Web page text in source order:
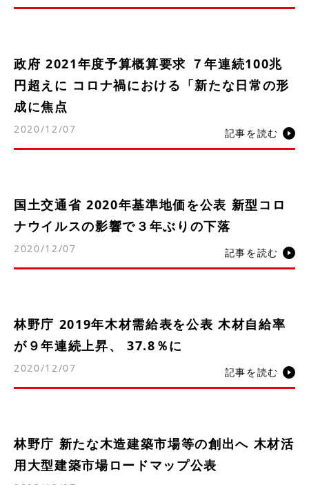
政府 2021年度予算概算要求 ７年連続100兆
円超えに コロナ禍における「新たな日常の形
成に焦点
2020/12/07 記事を読む
国土交通省 2020年基準地価を公表 新型コロ
ナウイルスの影響で３年ぶりの下落
2020/12/07 記事を読む
林野庁 2019年木材需給表を公表 木材自給率
が９年連続上昇、 37.8％に
2020/12/07 記事を読む
林野庁 新たな木造建築市場等の創出へ 木材活
用大型建築市場ロードマップ公表